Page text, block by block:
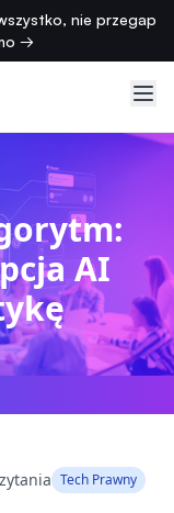
nie przegap
→
AI
Tech Prawny